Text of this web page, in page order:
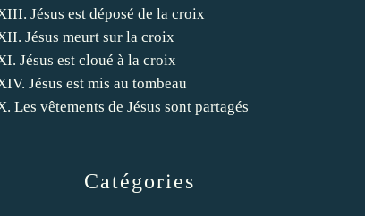
Catégories
Jésus est déposé de la croix
Jésus meurt sur la croix
Jésus est cloué à la croix
Jésus est mis au tombeau
Les vêtements de Jésus sont partagés